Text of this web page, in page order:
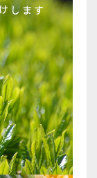
します